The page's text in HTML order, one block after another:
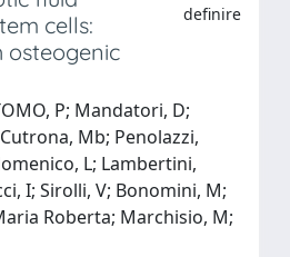
cells:
osteogenic
definire
P; Mandatori, D;
Mb; Penolazzi,
L; Lambertini,
I; Sirolli, V; Bonomini, M;
Roberta; Marchisio, M;